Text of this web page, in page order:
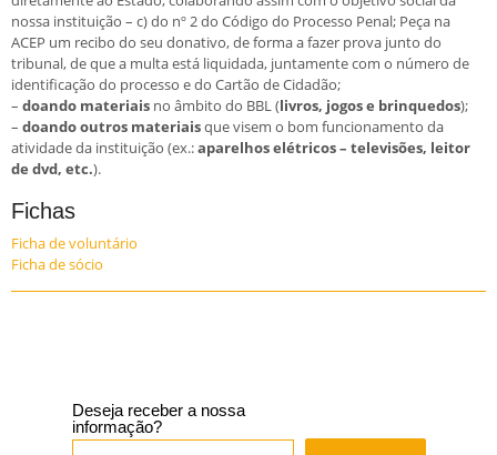
nossa instituição – c) do nº 2 do Código do Processo Penal; Peça na
ACEP um recibo do seu donativo, de forma a fazer prova junto do
tribunal, de que a multa está liquidada, juntamente com o número de
identificação do processo e do Cartão de Cidadão;
– doando materiais no âmbito do BBL (livros, jogos e brinquedos);
– doando outros materiaisque visem o bom funcionamento da
atividade da instituição (ex.:aparelhos elétricos – televisões, leitor
de dvd, etc.).
Fichas
Ficha de voluntário
Ficha de sócio
Deseja receber a nossa
informação?